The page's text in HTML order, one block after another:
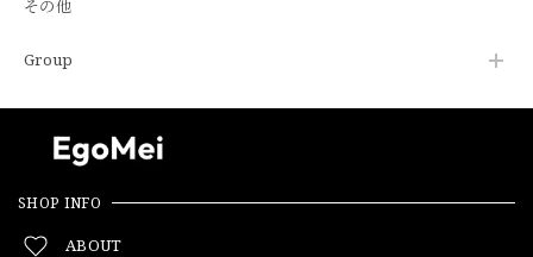
その他
Group
SHOP INFO
ABOUT